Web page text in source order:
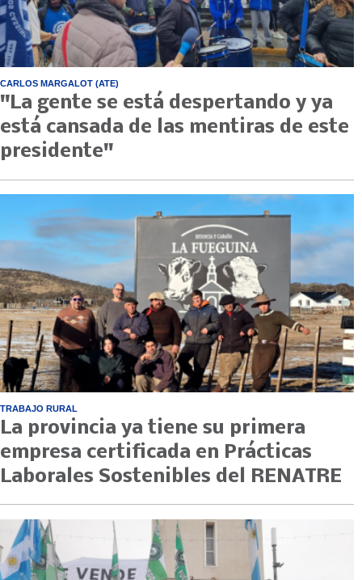
CARLOS MARGALOT (ATE)
"La gente se está despertando y ya
está cansada de las mentiras de este
presidente"
TRABAJO RURAL
La provincia ya tiene su primera
empresa certificada en Prácticas
Laborales Sostenibles del RENATRE